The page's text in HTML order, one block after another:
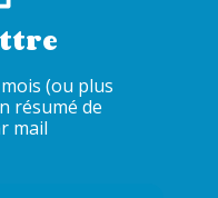
(ou plus
résumé de
mail